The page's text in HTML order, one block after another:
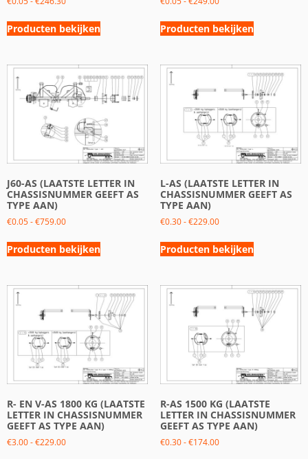
Producten bekijken Producten bekijken
J60-AS (LAATSTE LETTER IN
CHASSISNUMMER GEEFT AS
TYPE AAN)
€0.05-€759.00
Producten bekijken
L-AS (LAATSTE LETTER IN
CHASSISNUMMER GEEFT AS
TYPE AAN)
€0.30 - €229.00
Producten bekijken
R- EN V-AS 1800 KG (LAATSTE
LETTER IN CHASSISNUMMER
GEEFT AS TYPE AAN)
€3.00-€229.00
R-AS 1500 KG (LAATSTE
LETTER IN CHASSISNUMMER
GEEFT AS TYPE AAN)
€0.30 - €174.00